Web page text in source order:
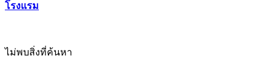
โรงแรม
ไม่พบสิ่งที่ค้นหา